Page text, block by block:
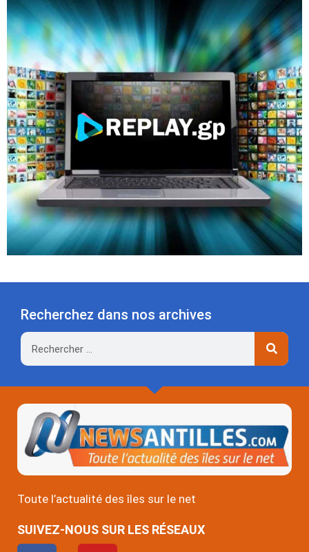
Recherchez dans nos archives
Rechercher
Toute l’actualité des îles sur le net
SUIVEZ-NOUS SUR LES RÉSEAUX